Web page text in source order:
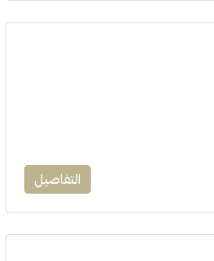
التفاصيل